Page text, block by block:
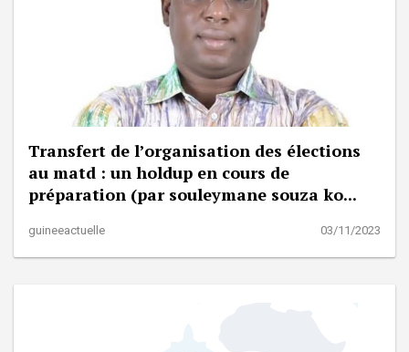
Transfert de l’organisation des élections
au matd : un holdup en cours de
préparation (par souleymane souza ko...
guineeactuelle 03/11/2023